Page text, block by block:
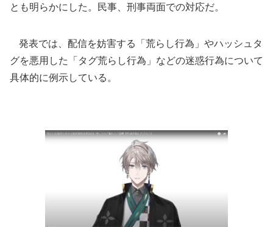
とも明らかにした。民事、刑事両面での対応だ。
発表では、配信を妨害する「荒らし行為」やハッシュタ
グを悪用した「タグ荒らし行為」などの迷惑行為について
具体的に例示している。